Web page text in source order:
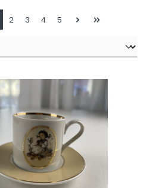
2 3 4 5